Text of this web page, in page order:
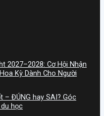
2027–2028: Cơ Hội Nhận
Kỳ Dành Cho Người
– ĐÚNG hay SAI? Góc
học